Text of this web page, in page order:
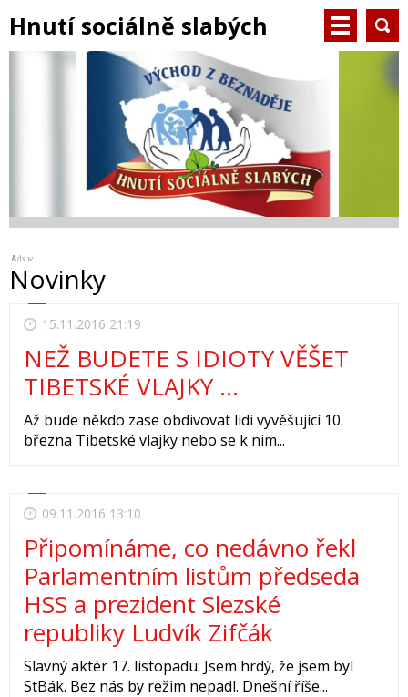
Hnutí sociálně slabých
Novinky
15.11.2016 21:19
NEŽ BUDETE S IDIOTY VĚŠET
TIBETSKÉ VLAJKY ...
Až bude někdo zase obdivovat lidi vyvěšující 10.
března Tibetské vlajky nebo se k nim...
09.11.2016 13:10
Připomínáme, co nedávno řekl
Parlamentním listům předseda
HSS a prezident Slezské
republiky Ludvík Zifčák
Slavný aktér 17. listopadu: Jsem hrdý, že jsem byl
StBák. Bez nás by režim nepadl. Dnešní říše...
Ads w
A
A
A
A